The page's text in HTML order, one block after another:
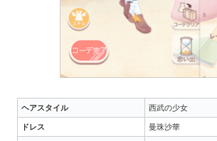
ヘアスタイル 西武の少女
ドレス 曼珠沙華